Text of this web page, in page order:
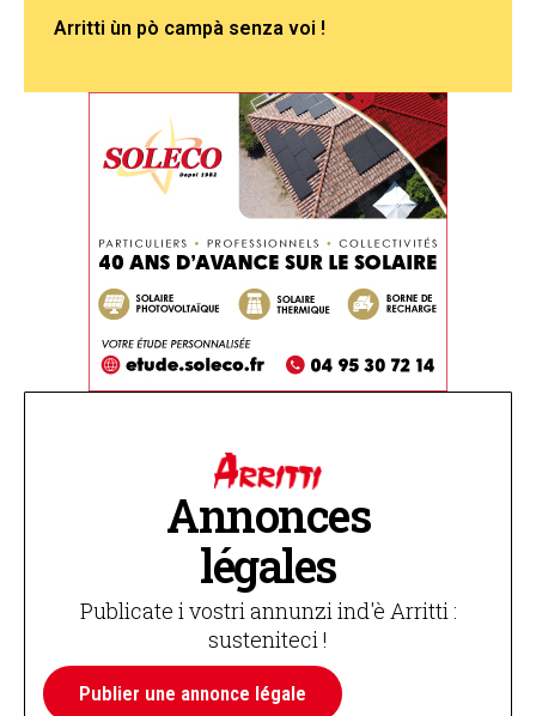
Arritti ùn pò campà senza voi !
Annonces
légales
Publicate i vostri annunzi ind'è Arritti :
susteniteci !
Publier une annonce légale